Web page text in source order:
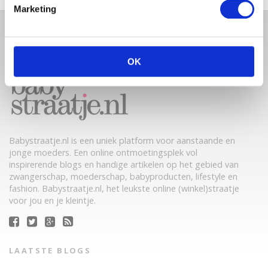
Marketing
OK
Babystraatje.nl is een uniek platform voor aanstaande en
jonge moeders. Een online ontmoetingsplek vol
inspirerende blogs en handige artikelen op het gebied van
zwangerschap, moederschap, babyproducten, lifestyle en
fashion. Babystraatje.nl, het leukste online (winkel)straatje
voor jou en je kleintje.
LAATSTE BLOGS